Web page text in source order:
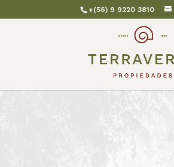
+(56) 9 9220 3810